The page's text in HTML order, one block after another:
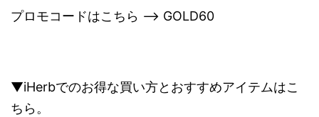
プロモコードはこちら --> GOLD60
▼iHerbでのお得な買い方とおすすめアイテムはこ
ちら。